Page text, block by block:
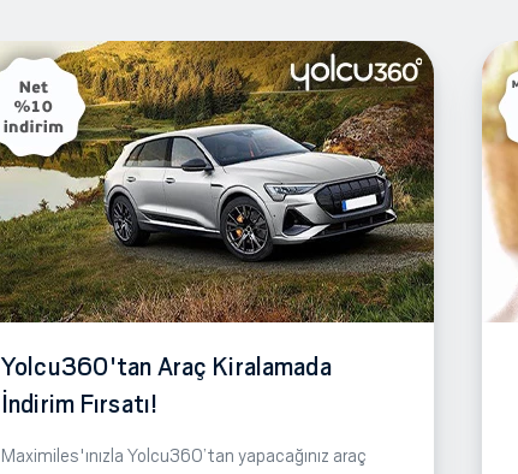
Yolcu360'tan Araç Kiralamada
İndirim Fırsatı!
Maximiles'ınızla Yolcu360’tan yapacağınız araç